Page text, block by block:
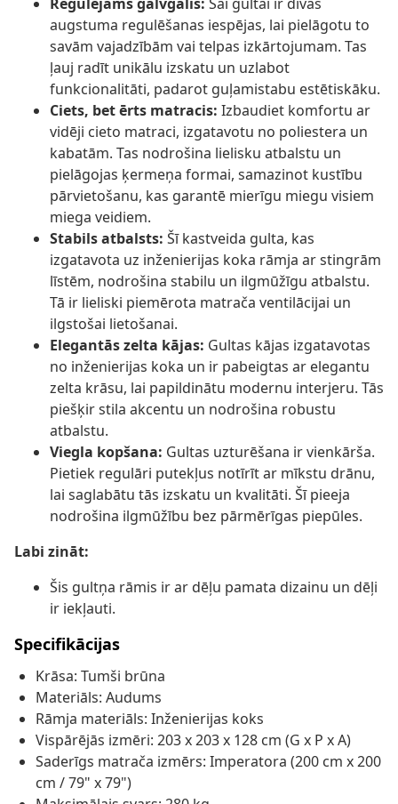
augstuma regulēšanas iespējas, lai pielāgotu to
savām vajadzībām vai telpas izkārtojumam. Tas
ļauj radīt unikālu izskatu un uzlabot
funkcionalitāti, padarot guļamistabu estētiskāku.
Ciets, bet ērts matracis: Izbaudiet komfortu ar
vidēji cieto matraci, izgatavotu no poliestera un
kabatām. Tas nodrošina lielisku atbalstu un
pielāgojas ķermeņa formai, samazinot kustību
pārvietošanu, kas garantē mierīgu miegu visiem
miega veidiem.
Stabils atbalsts: Šī kastveida gulta, kas
izgatavota uz inženierijas koka rāmja ar stingrām
līstēm, nodrošina stabilu un ilgmūžīgu atbalstu.
Tā ir lieliski piemērota matrača ventilācijai un
ilgstošai lietošanai.
Elegantās zelta kājas: Gultas kājas izgatavotas
no inženierijas koka un ir pabeigtas ar elegantu
zelta krāsu, lai papildinātu modernu interjeru. Tās
piešķir stila akcentu un nodrošina robustu
atbalstu.
Viegla kopšana: Gultas uzturēšana ir vienkārša.
Pietiek regulāri putekļus notīrīt ar mīkstu drānu,
lai saglabātu tās izskatu un kvalitāti. Šī pieeja
nodrošina ilgmūžību bez pārmērīgas piepūles.
Labi zināt:
Šis gultņa rāmis ir ar dēļu pamata dizainu un dēļi
ir iekļauti.
Specifikācijas
Krāsa: Tumši brūna
Materiāls: Audums
Rāmja materiāls: Inženierijas koks
Vispārējās izmēri: 203 x 203 x 128 cm (G x P x A)
Saderīgs matrača izmērs: Imperatora (200 cm x 200
cm / 79" x 79")